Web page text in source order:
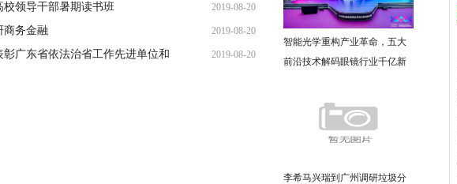
校领导干部暑期读书班 2019-08-20
商务金融 2019-08-20
广东省依法治省工作先进单位和
2019-08-20
智能光学重构产业革命，五大
前沿技术解码眼镜行业千亿新
李希马兴瑞到广州调研垃圾分